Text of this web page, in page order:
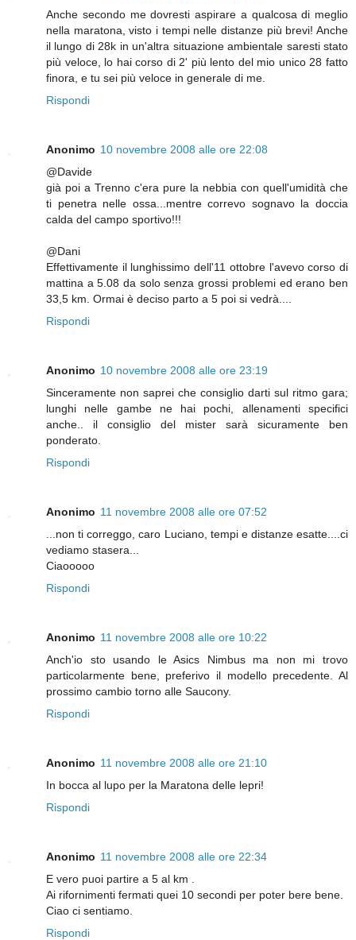
Anche secondo me dovresti aspirare a qualcosa di meglio
nella maratona, visto i tempi nelle distanze più brevi! Anche
il lungo di 28k in un'altra situazione ambientale saresti stato
più veloce, lo hai corso di 2' più lento del mio unico 28 fatto
finora, e tu sei più veloce in generale di me.
Rispondi
Anonimo 10 novembre 2008 alle ore 22:08
@Davide
già poi a Trenno c'era pure la nebbia con quell'umidità che
ti penetra nelle ossa...mentre correvo sognavo la doccia
calda del campo sportivo!!!
@Dani
Effettivamente il lunghissimo dell'11 ottobre l'avevo corso di
mattina a 5.08 da solo senza grossi problemi ed erano ben
33,5 km. Ormai è deciso parto a 5 poi si vedrà....
Rispondi
Anonimo 10 novembre 2008 alle ore 23:19
Sinceramente non saprei che consiglio darti sul ritmo gara;
lunghi nelle gambe ne hai pochi, allenamenti specifici
anche.. il consiglio del mister sarà sicuramente ben
ponderato.
Rispondi
Anonimo 11 novembre 2008 alle ore 07:52
...non ti correggo, caro Luciano, tempi e distanze esatte....ci
vediamo stasera...
Ciaooooo
Rispondi
Anonimo 11 novembre 2008 alle ore 10:22
Anch'io sto usando le Asics Nimbus ma non mi trovo
particolarmente bene, preferivo il modello precedente. Al
prossimo cambio torno alle Saucony.
Rispondi
Anonimo 11 novembre 2008 alle ore 21:10
In bocca al lupo per la Maratona delle lepri!
Rispondi
Anonimo 11 novembre 2008 alle ore 22:34
E vero puoi partire a 5 al km .
Ai rifornimenti fermati quei 10 secondi per poter bere bene.
Ciao ci sentiamo.
Rispondi